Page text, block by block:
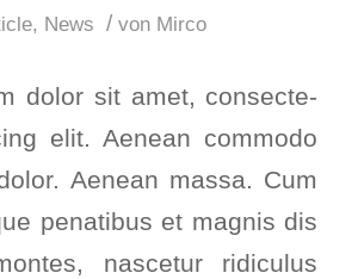
, News / von Mirco
dolor sit amet, con­sec­te­
elit. Aene­an com­mo­do
Aene­an mas­sa. Cum
pena­ti­bus et mag­nis dis
nasce­tur ridi­cu­lus